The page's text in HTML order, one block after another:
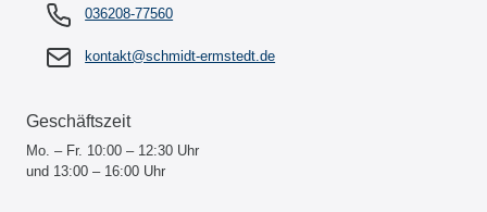
036208-77560
kontakt@schmidt-ermstedt.de
Geschäftszeit
Mo. – Fr. 10:00 – 12:30 Uhr
und 13:00 – 16:00 Uhr